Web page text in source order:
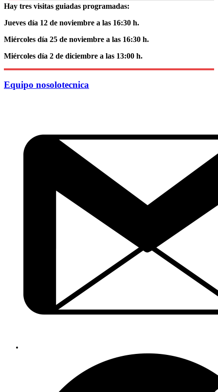
Hay tres visitas guiadas programadas:
Jueves día 12 de noviembre a las 16:30 h.
Miércoles día 25 de noviembre a las 16:30 h.
Miércoles día 2 de diciembre a las 13:00 h.
Equipo nosolotecnica